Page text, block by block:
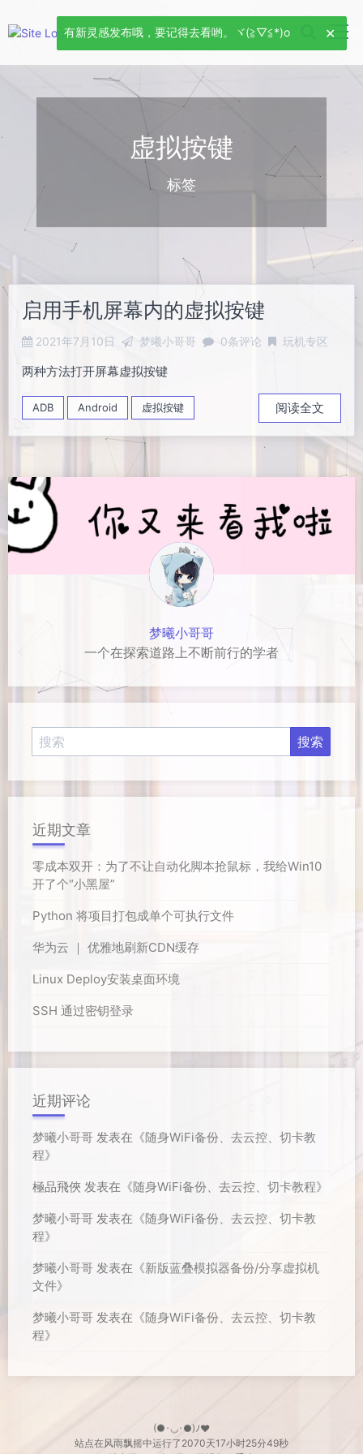
虚拟按键
标签
启用手机屏幕内的虚拟按键
2021年7月10日 梦曦小哥哥 0条评论 玩机专区
两种方法打开屏幕虚拟按键
ADB Android 虚拟按键 阅读全文
梦曦小哥哥
一个在探索道路上不断前行的学者
近期文章
零成本双开：为了不让自动化脚本抢鼠标，我给Win10
开了个“小黑屋”
Python 将项目打包成单个可执行文件
华为云 ｜ 优雅地刷新CDN缓存
Linux Deploy安装桌面环境
SSH 通过密钥登录
近期评论
梦曦小哥哥 发表在《随身WiFi备份、去云控、切卡教
程》
極品飛俠 发表在《随身WiFi备份、去云控、切卡教程》
梦曦小哥哥 发表在《随身WiFi备份、去云控、切卡教
程》
梦曦小哥哥 发表在《新版蓝叠模拟器备份/分享虚拟机
文件》
梦曦小哥哥 发表在《随身WiFi备份、去云控、切卡教
程》
(●･◡･●)ﾉ♥
站点在风雨飘摇中运行了 2070天17小时25分50秒
有新灵感发布哦，要记得去看哟。ヾ(≧▽≦*)o